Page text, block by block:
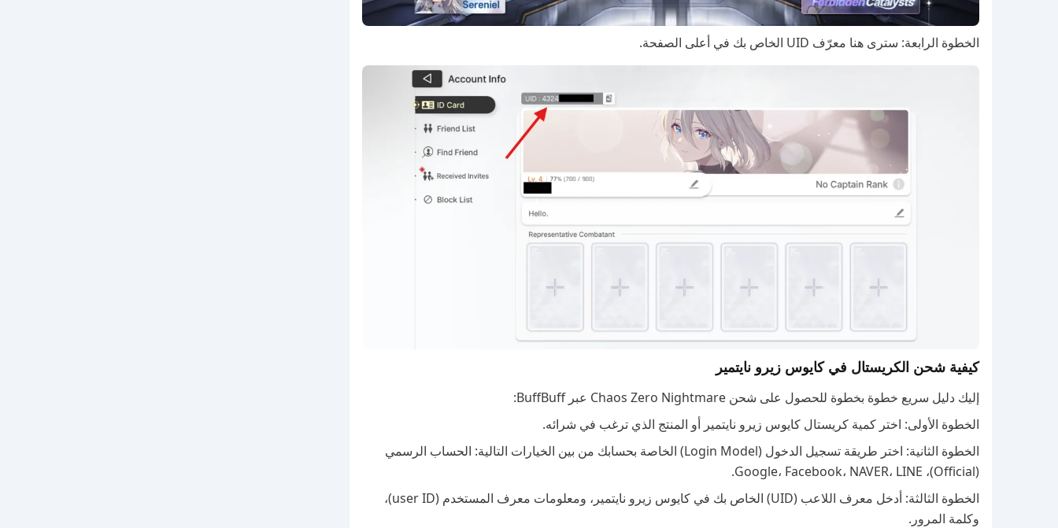
الخطوة الرابعة: سترى هنا معرّف UID الخاص بك في أعلى الصفحة.
كيفية شحن الكريستال في كايوس زيرو نايتمير
إليك دليل سريع خطوة بخطوة للحصول على شحن Chaos Zero Nightmare عبر BuffBuff:
الخطوة الأولى: اختر كمية كريستال كايوس زيرو نايتمير أو المنتج الذي ترغب في شرائه.
الخطوة الثانية: اختر طريقة تسجيل الدخول (Login Model) الخاصة بحسابك من بين الخيارات التالية: الحساب الرسمي
(Official)، Google، Facebook، NAVER، LINE.
الخطوة الثالثة: أدخل معرف اللاعب (UID) الخاص بك في كايوس زيرو نايتمير، ومعلومات معرف المستخدم (user ID)،
وكلمة المرور.